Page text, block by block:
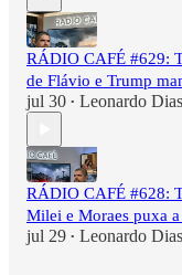
RÁDIO CAFÉ #629:
de Flávio e Trump
jul 30 • Leonardo Dias
RÁDIO CAFÉ #628:
Milei e Moraes puxa
jul 29 • Leonardo Dias